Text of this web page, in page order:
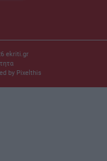
ekriti.gr
by Pixelthis